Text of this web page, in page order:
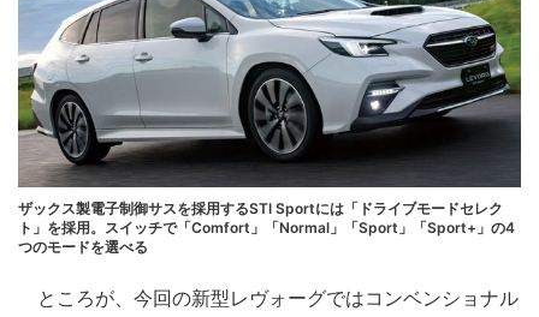
ザックス製電子制御サスを採用するSTI Sportには「ドライブモードセレク
ト」を採用。スイッチで「Comfort」「Normal」「Sport」「Sport+」の4
つのモードを選べる
ところが、今回の新型レヴォーグではコンベンショナル